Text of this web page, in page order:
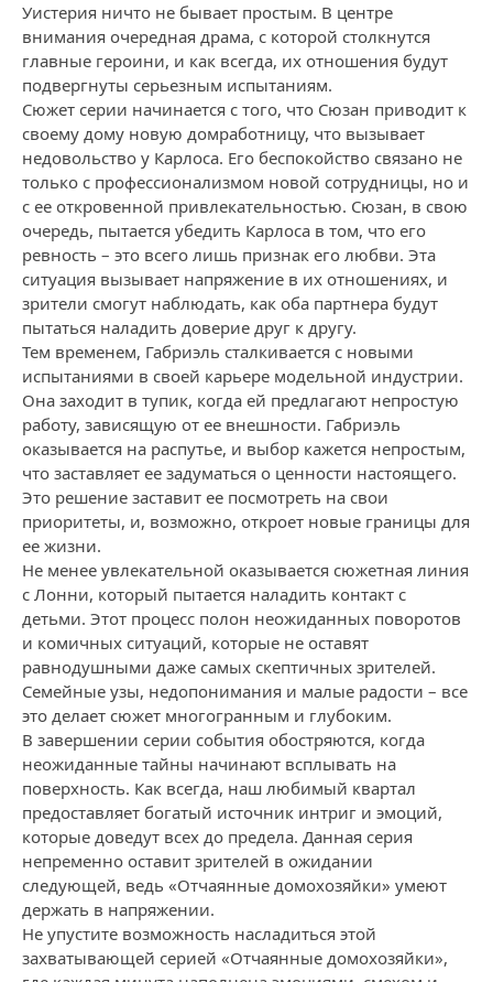
Уистерия ничто не бывает простым. В центре
внимания очередная драма, с которой столкнутся
главные героини, и как всегда, их отношения будут
подвергнуты серьезным испытаниям.
Сюжет серии начинается с того, что Сюзан приводит к
своему дому новую домработницу, что вызывает
недовольство у Карлоса. Его беспокойство связано не
только с профессионализмом новой сотрудницы, но и
с ее откровенной привлекательностью. Сюзан, в свою
очередь, пытается убедить Карлоса в том, что его
ревность – это всего лишь признак его любви. Эта
ситуация вызывает напряжение в их отношениях, и
зрители смогут наблюдать, как оба партнера будут
пытаться наладить доверие друг к другу.
Тем временем, Габриэль сталкивается с новыми
испытаниями в своей карьере модельной индустрии.
Она заходит в тупик, когда ей предлагают непростую
работу, зависящую от ее внешности. Габриэль
оказывается на распутье, и выбор кажется непростым,
что заставляет ее задуматься о ценности настоящего.
Это решение заставит ее посмотреть на свои
приоритеты, и, возможно, откроет новые границы для
ее жизни.
Не менее увлекательной оказывается сюжетная линия
с Лонни, который пытается наладить контакт с
детьми. Этот процесс полон неожиданных поворотов
и комичных ситуаций, которые не оставят
равнодушными даже самых скептичных зрителей.
Семейные узы, недопонимания и малые радости – все
это делает сюжет многогранным и глубоким.
В завершении серии события обостряются, когда
неожиданные тайны начинают всплывать на
поверхность. Как всегда, наш любимый квартал
предоставляет богатый источник интриг и эмоций,
которые доведут всех до предела. Данная серия
непременно оставит зрителей в ожидании
следующей, ведь «Отчаянные домохозяйки» умеют
держать в напряжении.
Не упустите возможность насладиться этой
захватывающей серией «Отчаянные домохозяйки»,